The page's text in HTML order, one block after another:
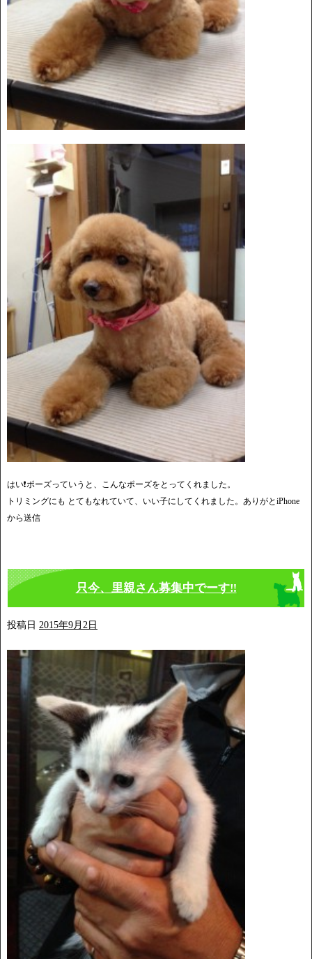
はい❗️ポーズっていうと、こんなポーズをとってくれました。
トリミングにも とてもなれていて、いい子にしてくれました。ありがとiPhone
から送信
只今、里親さん募集中でーす‼️
投稿日 2015年9月2日